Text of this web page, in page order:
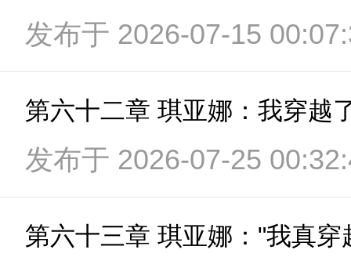
发布于 2026-07-15
第六十二章 琪亚娜：我穿越
发布于 2026-07-25